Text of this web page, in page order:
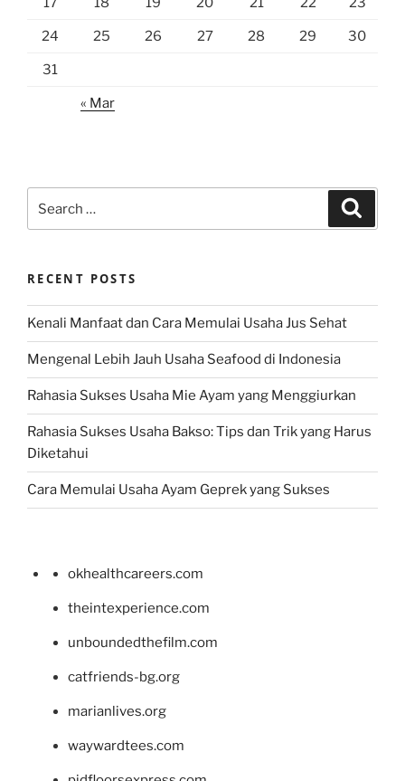
24 25 26 27 28 29 30
31
« Mar
for:
RECENT POSTS
Kenali Manfaat dan Cara Memulai Usaha Jus Sehat
Mengenal Lebih Jauh Usaha Seafood di Indonesia
Rahasia Sukses Usaha Mie Ayam yang Menggiurkan
Rahasia Sukses Usaha Bakso: Tips dan Trik yang Harus
Diketahui
Cara Memulai Usaha Ayam Geprek yang Sukses
okhealthcareers.com
theintexperience.com
unboundedthefilm.com
catfriends-bg.org
marianlives.org
waywardtees.com